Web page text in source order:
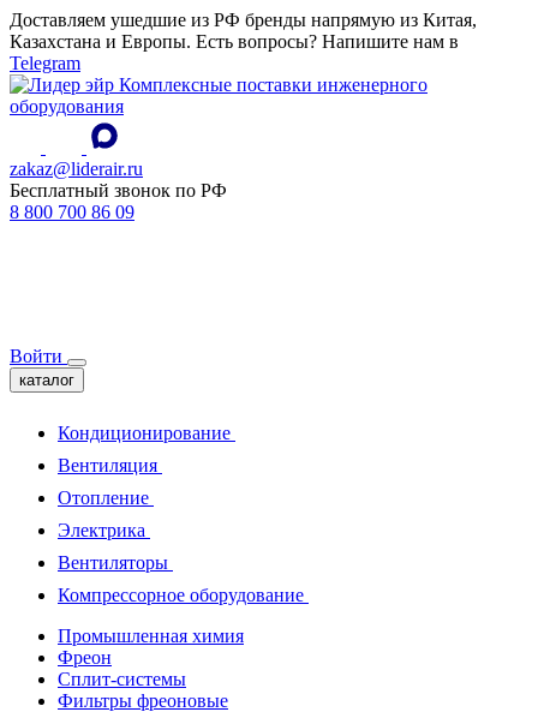
Доставляем ушедшие из РФ бренды напрямую из Китая,
Казахстана и Европы. Есть вопросы? Напишите нам в
Telegram
Комплексные поставки инженерного
оборудования
zakaz@liderair.ru
Бесплатный звонок по РФ
8 800 700 86 09
Войти
каталог
Кондиционирование
Вентиляция
Отопление
Электрика
Вентиляторы
Компрессорное оборудование
Промышленная химия
Фреон
Сплит-системы
Фильтры фреоновые